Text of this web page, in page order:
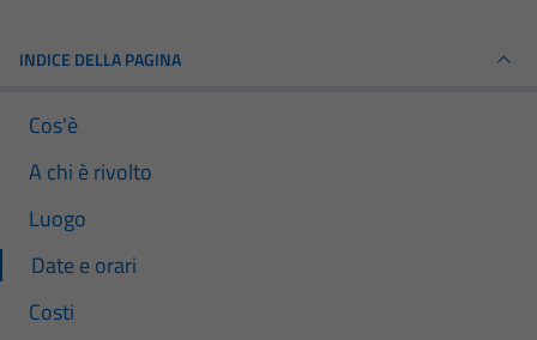
INDICE DELLA PAGINA
Cos'è
A chi è rivolto
Luogo
Date e orari
Costi